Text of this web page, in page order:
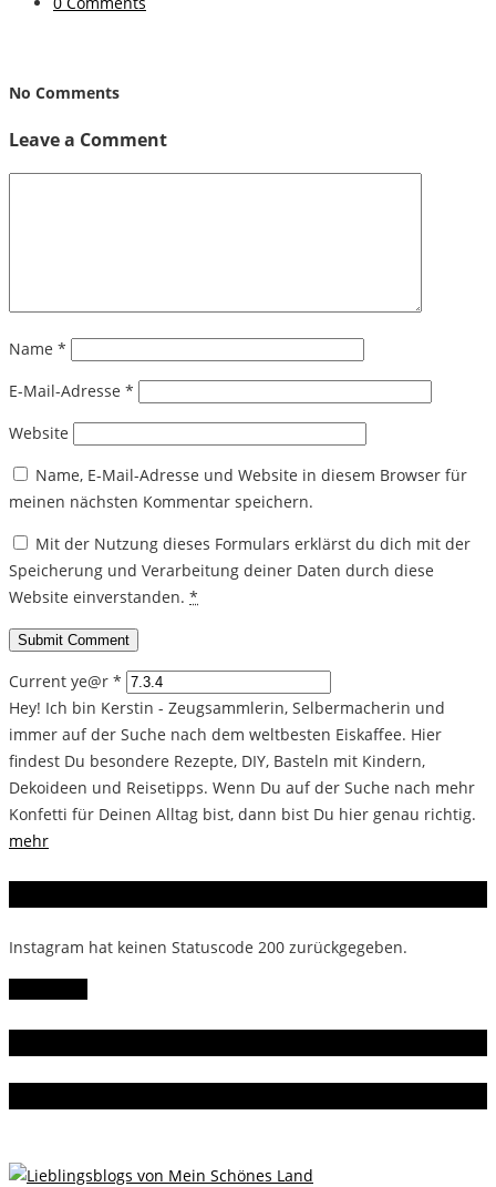
No Comments
Leave a Comment
Name *
E-Mail-Adresse *
Website
Name, E-Mail-Adresse und Website in diesem Browser für
meinen nächsten Kommentar speichern.
Mit der Nutzung dieses Formulars erklärst du dich mit der
Speicherung und Verarbeitung deiner Daten durch diese
Website einverstanden. *
Current ye@r *
Hey! Ich bin Kerstin - Zeugsammlerin, Selbermacherin und
immer auf der Suche nach dem weltbesten Eiskaffee. Hier
findest Du besondere Rezepte, DIY, Basteln mit Kindern,
Dekoideen und Reisetipps. Wenn Du auf der Suche nach mehr
Konfetti für Deinen Alltag bist, dann bist Du hier genau richtig.
mehr
Instagram hat keinen Statuscode 200 zurückgegeben.